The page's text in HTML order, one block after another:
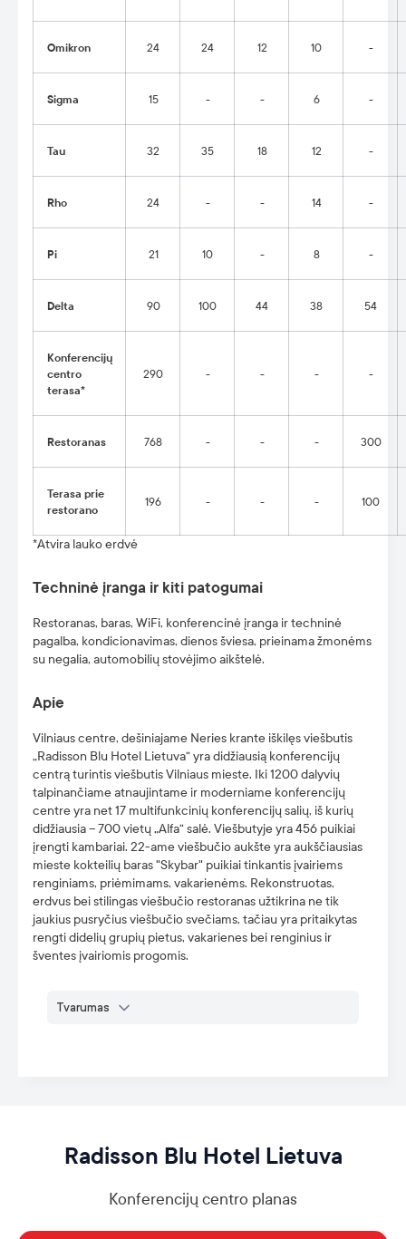
Omikron 24 24 12 10 -
Sigma 15 - - 6 -
Tau 32 35 18 12 -
Rho 24 - - 14 -
Pi 21 10 - 8 -
Delta 90 100 44 38 54
Konferencijų
centro
terasa*
290 - - - -
Restoranas 768 - - - 300
Terasa prie
restorano
196 - - - 100
*Atvira lauko erdvė
Techninė įranga ir kiti patogumai
Restoranas, baras, WiFi, konferencinė įranga ir techninė
pagalba, kondicionavimas, dienos šviesa, prieinama žmonėms
su negalia, automobilių stovėjimo aikštelė.
Apie
Vilniaus centre, dešiniajame Neries krante iškilęs viešbutis
„Radisson Blu Hotel Lietuva“ yra didžiausią konferencijų
centrą turintis viešbutis Vilniaus mieste. Iki 1200 dalyvių
talpinančiame atnaujintame ir moderniame konferencijų
centre yra net 17 multifunkcinių konferencijų salių, iš kurių
didžiausia – 700 vietų „Alfa“ salė. Viešbutyje yra 456 puikiai
įrengti kambariai. 22-ame viešbučio aukšte yra aukščiausias
mieste kokteilių baras "Skybar" puikiai tinkantis įvairiems
renginiams, priėmimams, vakarienėms. Rekonstruotas,
erdvus bei stilingas viešbučio restoranas užtikrina ne tik
jaukius pusryčius viešbučio svečiams, tačiau yra pritaikytas
rengti didelių grupių pietus, vakarienes bei renginius ir
šventes įvairiomis progomis.
Tvarumas
Radisson Blu Hotel Lietuva
Konferencijų centro planas